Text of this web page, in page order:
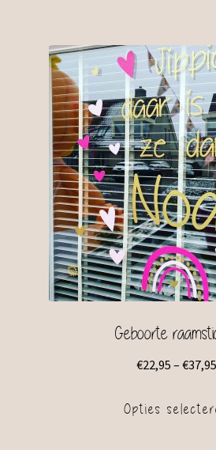
Geboorte
€22,95 – €37,95
Opties